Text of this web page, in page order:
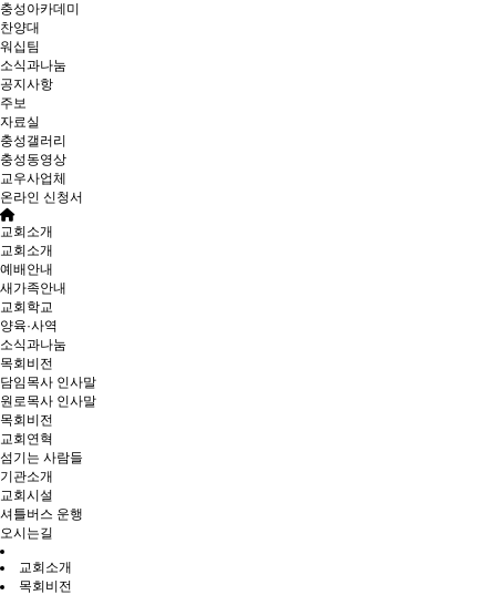
충성아카데미
찬양대
워십팀
소식과나눔
공지사항
주보
자료실
충성갤러리
충성동영상
교우사업체
온라인 신청서
교회소개
교회소개
예배안내
새가족안내
교회학교
양육·사역
소식과나눔
목회비전
담임목사 인사말
원로목사 인사말
목회비전
교회연혁
섬기는 사람들
기관소개
교회시설
셔틀버스 운행
오시는길
교회소개
목회비전